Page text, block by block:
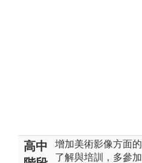
高中
增加美術影像方面的
了解與培訓，多參加